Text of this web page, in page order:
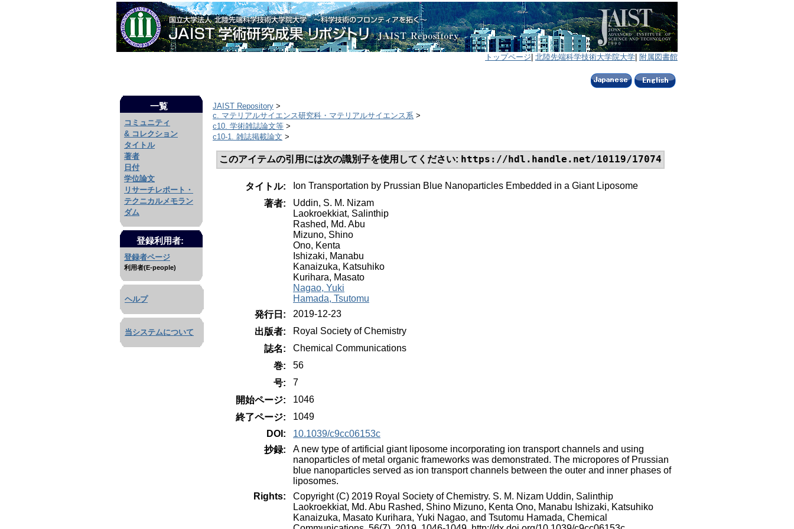
トップページ 北陸先端科学技術大学院大学 附属図書館
一覧
コミュニティ
& コレクション
タイトル
著者
日付
学位論文
リサーチレポート・
テクニカルメモラン
ダム
登録利用者:
登録者ページ
利用者(E-people)
ヘルプ
当システムについて
JAIST Repository >
c. マテリアルサイエンス研究科・マテリアルサイエンス系 >
c10. 学術雑誌論文等 >
c10-1. 雑誌掲載論文 >
このアイテムの引用には次の識別子を使用してください: https://hdl.handle.net/10119/17074
タイトル:
Ion Transportation by Prussian Blue Nanoparticles Embedded in a Giant Liposome
著者:
Uddin, S. M. Nizam
Laokroekkiat, Salinthip
Rashed, Md. Abu
Mizuno, Shino
Ono, Kenta
Ishizaki, Manabu
Kanaizuka, Katsuhiko
Kurihara, Masato
Nagao, Yuki
Hamada, Tsutomu
発行日:
2019-12-23
出版者:
Royal Society of Chemistry
誌名:
Chemical Communications
巻:
56
号:
7
開始ページ:
1046
終了ページ:
1049
DOI:
10.1039/c9cc06153c
抄録:
A new type of artificial giant liposome incorporating ion transport channels and using
nanoparticles of metal organic frameworks was demonstrated. The micropores of Prussian
blue nanoparticles served as ion transport channels between the outer and inner phases of
liposomes.
Rights:
Copyright (C) 2019 Royal Society of Chemistry. S. M. Nizam Uddin, Salinthip
Laokroekkiat, Md. Abu Rashed, Shino Mizuno, Kenta Ono, Manabu Ishizaki, Katsuhiko
Kanaizuka, Masato Kurihara, Yuki Nagao, and Tsutomu Hamada, Chemical